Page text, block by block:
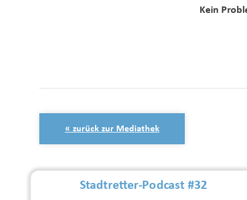
Kein
« zurück zur Mediathek
Stadtretter-Podcast #32